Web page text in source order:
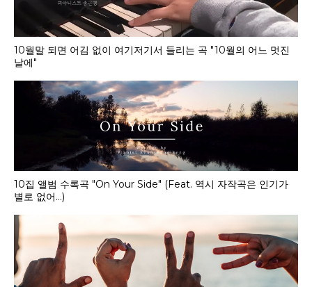
10월말 되면 어김 없이 여기저기서 들리는 곡 "10월의 어느 멋진
날에"
10집 앨범 수록곡 "On Your Side" (Feat. 역시 자작곡은 인기가
별로 없어...)